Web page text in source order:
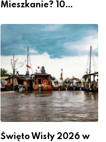
Mieszkanie? 10
Przestrzeni Bez
Kosztownego Remontu
Święto Wisły 2026 w